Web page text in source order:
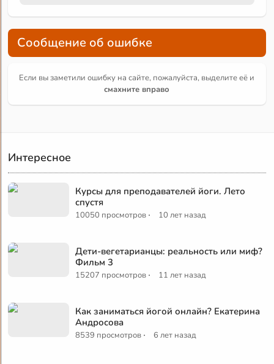
Сообщение об ошибке
Если вы заметили ошибку на сайте, пожалуйста, выделите её и
смахните вправо
Интересное
Курсы для преподавателей йоги. Лето
спустя
10050 просмотров · 10 лет назад
Дети-вегетарианцы: реальность или миф?
Фильм 3
15207 просмотров · 11 лет назад
Как заниматься йогой онлайн? Екатерина
Андросова
8539 просмотров · 6 лет назад